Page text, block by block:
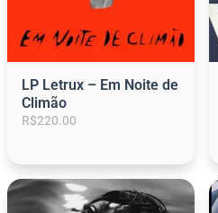
LP Letrux – Em Noite de
Climão
R$220.00